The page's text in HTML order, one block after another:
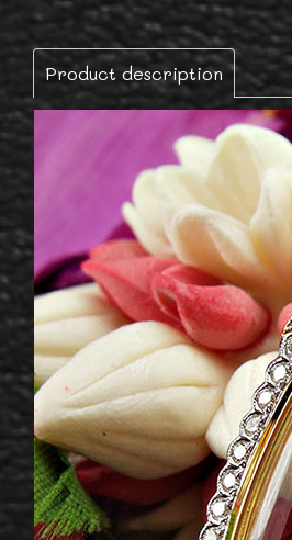
Product description